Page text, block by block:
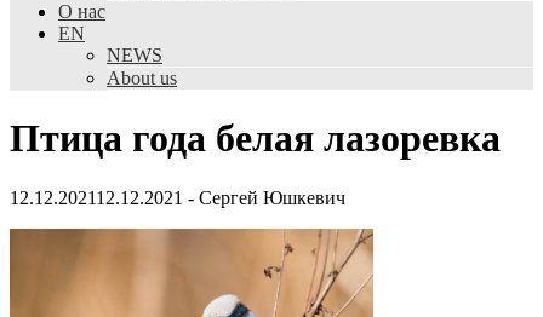
О нас
EN
NEWS
About us
Птица года белая лазоревка
12.12.202112.12.2021 - Сергей Юшкевич